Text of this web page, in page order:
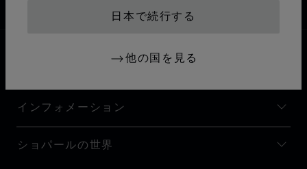
日本で続行する
他の国を見る
ローカリゼーション (国の変更)
インフォメーション
ショパールの世界